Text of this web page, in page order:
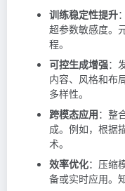
训练稳定性提升
超参数敏感度。
程。
可控生成增强：
内容、风格和布
多样性。
跨模态应用：整
成。例如，根据
术。
效率优化：压缩
备或实时应用。